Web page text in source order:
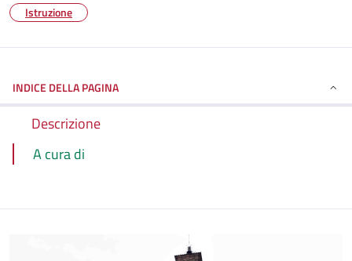
Istruzione
INDICE DELLA PAGINA
Descrizione
A cura di